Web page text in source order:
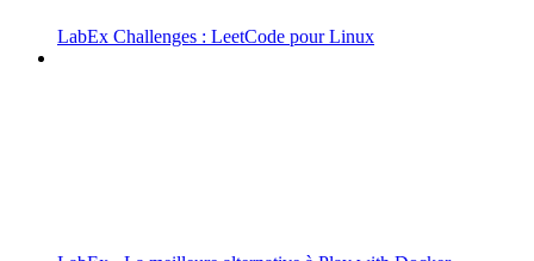
LabEx Challenges : LeetCode pour Linux